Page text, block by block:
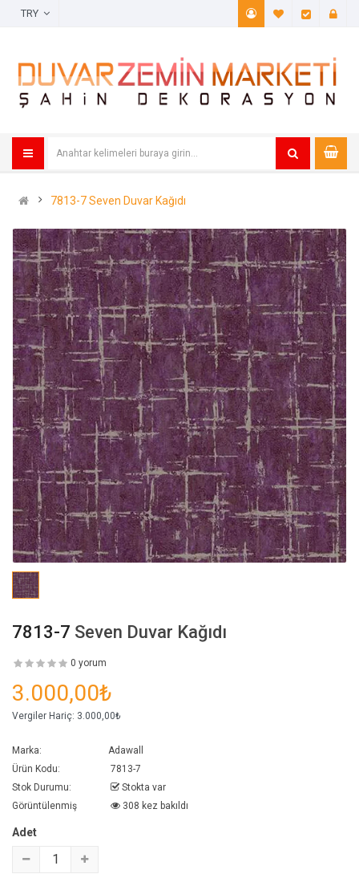
A. Listem
7813-7 Seven Duvar Kağıdı
7813-7 Seven Duvar Kağıdı
0 yorum
3.000,00₺
Vergiler Hariç: 3.000,00₺
Marka:
Adawall
Ürün Kodu:
7813-7
Stok Durumu:
Stokta var
Görüntülenmiş
308 kez bakıldı
Adet